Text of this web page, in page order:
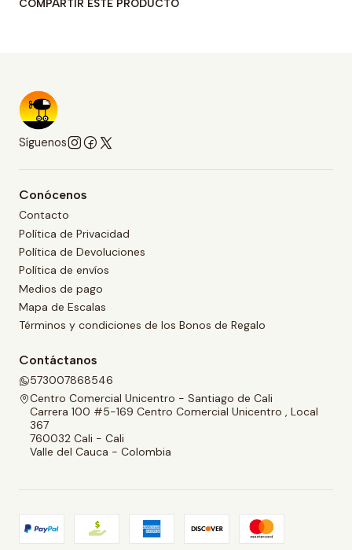
COMPARTIR ESTE PRODUCTO
Síguenos
Conócenos
Contacto
Política de Privacidad
Política de Devoluciones
Política de envíos
Medios de pago
Mapa de Escalas
Términos y condiciones de los Bonos de Regalo
Contáctanos
573007868546
Centro Comercial Unicentro - Santiago de Cali
Carrera 100 #5-169 Centro Comercial Unicentro , Local
367
760032 Cali - Cali
Valle del Cauca - Colombia